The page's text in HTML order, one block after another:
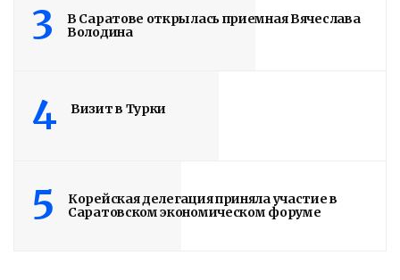
3
В Саратове открылась приемная Вячеслава
Володина
4 Визит в Турки
5
Корейская делегация приняла участие в
Саратовском экономическом форуме